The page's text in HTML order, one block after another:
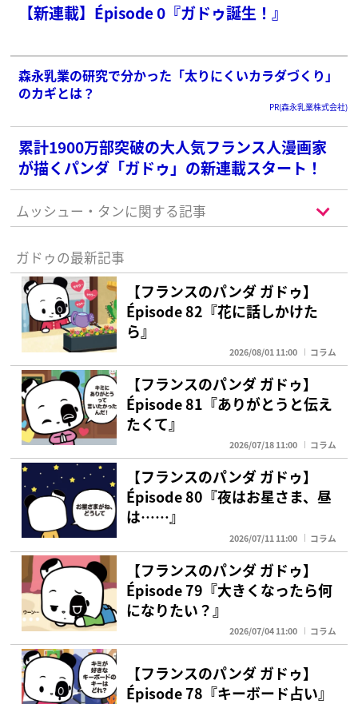
【新連載】Épisode 0『ガドゥ誕生！』
森永乳業の研究で分かった「太りにくいカラダづくり」
のカギとは？
PR(森永乳業株式会社)
累計1900万部突破の大人気フランス人漫画家
が描くパンダ「ガドゥ」の新連載スタート！
ムッシュー・タンに関する記事
ガドゥの最新記事
【フランスのパンダ ガドゥ】
Épisode 82『花に話しかけた
ら』
2026/08/01 11:00 コラム
【フランスのパンダ ガドゥ】
Épisode 81『ありがとうと伝え
たくて』
2026/07/18 11:00 コラム
【フランスのパンダ ガドゥ】
Épisode 80『夜はお星さま、昼
は……』
2026/07/11 11:00 コラム
【フランスのパンダ ガドゥ】
Épisode 79『大きくなったら何
になりたい？』
2026/07/04 11:00 コラム
【フランスのパンダ ガドゥ】
Épisode 78『キーボード占い』